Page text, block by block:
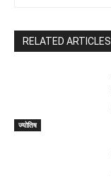
RELATED ARTICLES
ज्योतिष